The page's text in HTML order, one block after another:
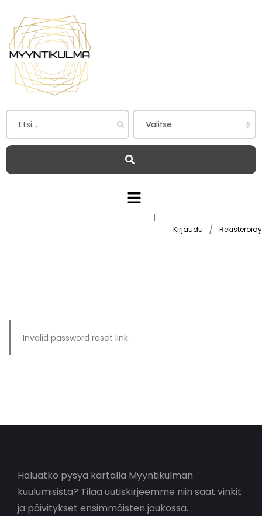
|
Kirjaudu / Rekisteröidy
Invalid password reset link.
Haluatko pysyä kartalla Myyntikulman
kuulumisista? Tilaa uutiskirjeemme niin saat vinkit
ja päivitykset ensimmäisten joukossa.